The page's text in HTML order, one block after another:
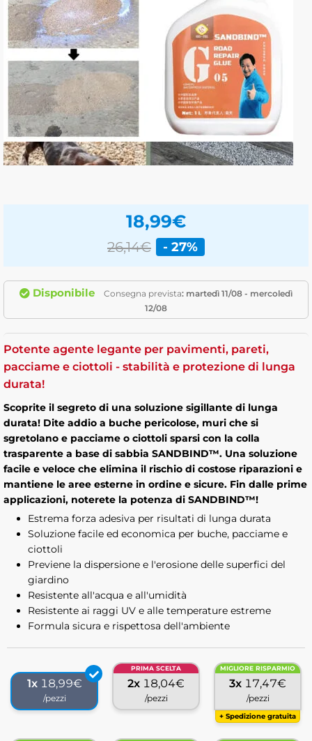
18,99€
26,14€ - 27%
Disponibile Consegna prevista: martedì 11/08 - mercoledì
12/08
Potente agente legante per pavimenti, pareti,
pacciame e ciottoli - stabilità e protezione di lunga
durata!
Scoprite il segreto di una soluzione sigillante di lunga
durata! Dite addio a buche pericolose, muri che si
sgretolano e pacciame o ciottoli sparsi con la colla
trasparente a base di sabbia SANDBIND™. Una soluzione
facile e veloce che elimina il rischio di costose riparazioni e
mantiene le aree esterne in ordine e sicure. Fin dalle prime
applicazioni, noterete la potenza di SANDBIND™!
Estrema forza adesiva per risultati di lunga durata
Soluzione facile ed economica per buche, pacciame e
ciottoli
Previene la dispersione e l'erosione delle superfici del
giardino
Resistente all'acqua e all'umidità
Resistente ai raggi UV e alle temperature estreme
Formula sicura e rispettosa dell'ambiente
1x 18,99€
/pezzi
PRIMA SCELTA
2x 18,04€
/pezzi
MIGLIORE RISPARMIO
3x 17,47€
/pezzi
+ Spedizione gratuita